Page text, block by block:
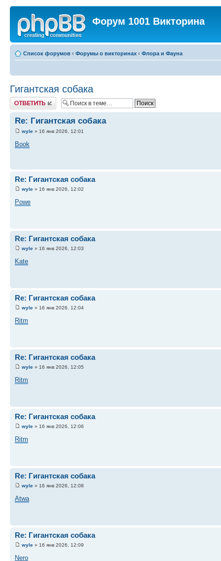
Форум 1001 Викторина
Список форумов ‹ Форумы о викторинах ‹ Флора и Фауна
Гигантская собака
Ответить
Re: Гигантская собака
wyle » 16 янв 2026, 12:01
Book
Re: Гигантская собака
wyle » 16 янв 2026, 12:02
Powe
Re: Гигантская собака
wyle » 16 янв 2026, 12:03
Kate
Re: Гигантская собака
wyle » 16 янв 2026, 12:04
Ritm
Re: Гигантская собака
wyle » 16 янв 2026, 12:05
Ritm
Re: Гигантская собака
wyle » 16 янв 2026, 12:06
Ritm
Re: Гигантская собака
wyle » 16 янв 2026, 12:08
Atwa
Re: Гигантская собака
wyle » 16 янв 2026, 12:09
Nero